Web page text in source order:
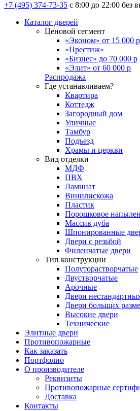
+7 (495) 374-73-35 с 8:00 до 22:00 без
Каталог дверей
Ценовой сегмент
«Эконом» от 15 000 р
«Престиж»
«Бизнес» до 70 000 р
«Элит» от 60 000 р
Распродажа
Где устанавливаем?
Квартира
Коттедж
Загородный дом
Уличные
Тамбур
Подъезд
Храмы и церкви
Вид отделки
МДФ
ПВХ
Ламинат
Винилискожа
Пластик
Порошковое
Массив дуба
Шпонированные
Двери с резьбой
Филенчатые двери
Тип конструкции
Полуторастворчатые
Двустворчатые
Арочные
Двери
Двери больших
Высокие двери
Технические
Элитные двери
Противопожарные
Как заказать
Портфолио
О производителе
Реквизиты
Противопожарные
Доставка
Контакты